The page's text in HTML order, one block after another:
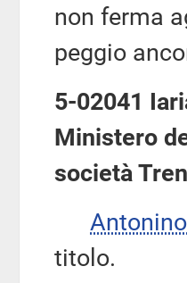
non ferma
peggio
5-02041
Ministero
società
titolo.